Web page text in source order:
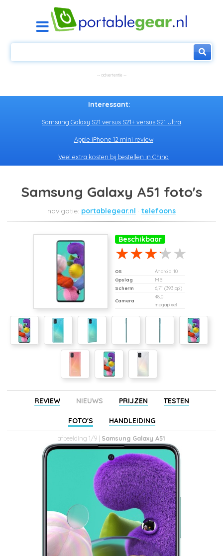
Interessant:
Samsung Galaxy S21 versus S21+ versus S21 Ultra
Apple iPhone 12 mini review
Veel extra kosten bij bestellen in China
Samsung Galaxy A51 foto's
portablegear.nl telefoons
Beschikbaar
OS
Android 10
Opslag
MB
Scherm
6,7" (393 ppi)
Camera
48,0
megapixel
REVIEW NIEUWS PRIJZEN TESTEN
FOTO'S HANDLEIDING
afbeelding 1/9 | Samsung Galaxy A51